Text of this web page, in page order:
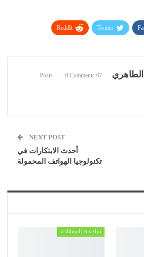
Twitter
ReddIt
67 Posts
0 Comments
NEXT POST
أحدث الابتكارات في
تكنولوجيا الهواتف المحمولة
مراجعات الموبايلات